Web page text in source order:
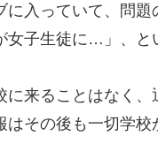
入っていて、 問題
女子生徒に… 」 、と
来ることはなく
はその後も一切学校